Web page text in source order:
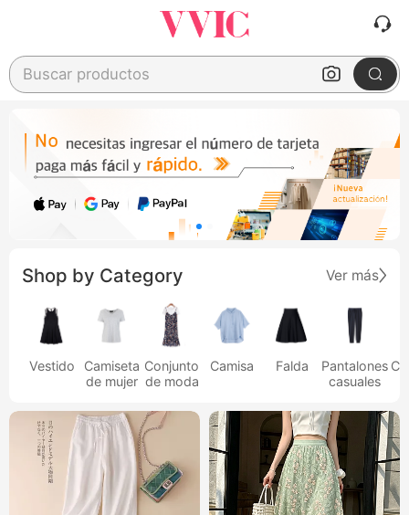
Buscar productos
Shop by Category Ver más
Vestido
Camiseta
de mujer
Conjunto
de moda
Camisa Falda
Pantalones
casuales